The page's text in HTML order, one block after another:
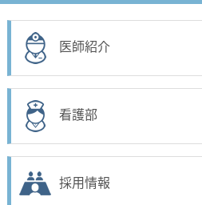
医師紹介
看護部
採用情報